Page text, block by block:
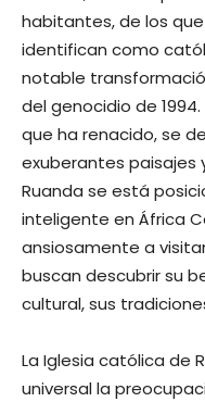
habitantes, de los
identifican como
notable
del genocidio de
que ha renacido, se
exuberantes paisajes
Ruanda se está
inteligente en África
ansiosamente a
buscan descubrir su
cultural, sus
La Iglesia católica de
universal la